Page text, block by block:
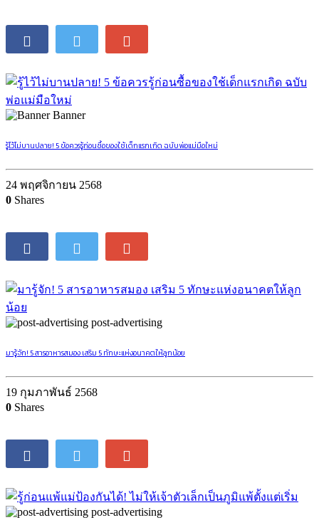
Banner
รู้ไว้ไม่บานปลาย! 5 ข้อควรรู้ก่อนซื้อของใช้เด็กแรกเกิด ฉบับพ่อแม่มือใหม่
24 พฤศจิกายน 2568
0 Shares
post-advertising
มารู้จัก! 5 สารอาหารสมอง เสริม 5 ทักษะแห่งอนาคตให้ลูกน้อย
19 กุมภาพันธ์ 2568
0 Shares
post-advertising